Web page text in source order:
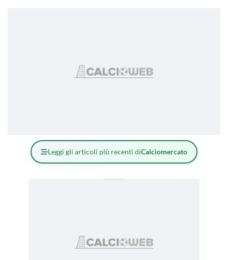
Leggi gli articoli più recenti diCalciomercato